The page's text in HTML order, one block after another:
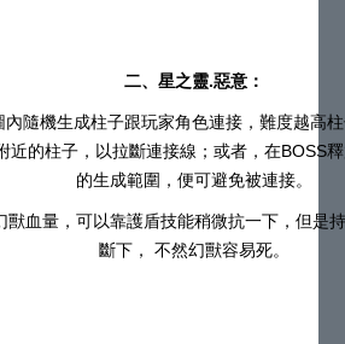
二、星之靈.惡意：
內隨機生成柱子跟玩家角色連接，難度越高
近的柱子，以拉斷連接線；或者，在BOSS
的生成範圍，便可避免被連接。
獸血量，可以靠護盾技能稍微抗一下，但是
斷下， 不然幻獸容易死。